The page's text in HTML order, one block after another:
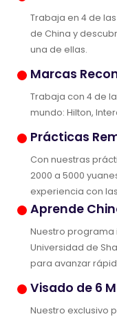
Trabaja en 4 de
de China y
una de ellas.
Marcas
Trabaja con 4 de
mundo: Hilton,
Prácticas
Con nuestras
2000 a 5000
experiencia con
Aprende
Nuestro programa
Universidad de
para avanzar
Visado de 6
Nuestro exclusivo